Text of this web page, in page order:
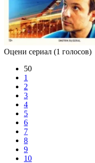
Оцени сериал (1 голосов)
50
1
2
3
4
5
6
7
8
9
10